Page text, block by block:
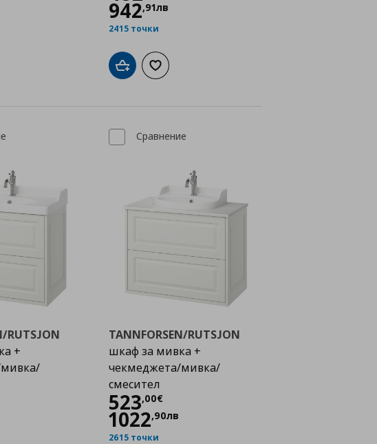
към списъка с любими
942,91лв
2415 точки
Добави в кошницата
Добави към списъка с любими
RUTSJON
+
Сравнение
TANNFORSEN/RUTSJON
шкаф за мивка +
чекмеджета/мивка/
смесител
523,00€
Цена
1022,90лв
2615 точки